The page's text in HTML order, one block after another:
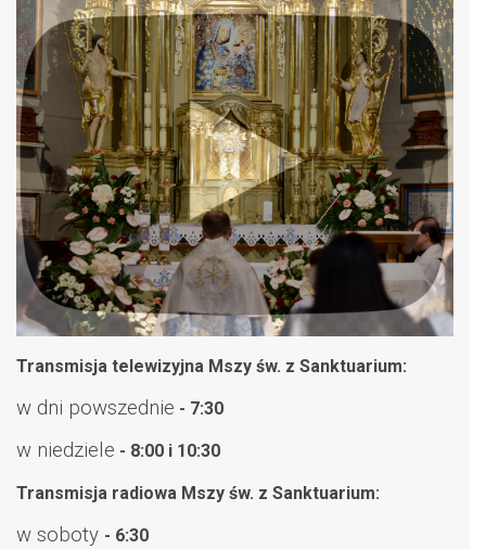
Transmisja telewizyjna Mszy św. z Sanktuarium:
w dni powszednie - 7:30
w niedziele - 8:00 i 10:30
Transmisja radiowa Mszy św. z Sanktuarium:
w soboty - 6:30